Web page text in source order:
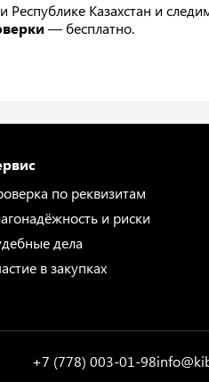
Казахстан и
— бесплатно.
по реквизитам
и риски
дела
в закупках
+7 (778) 003-01-98